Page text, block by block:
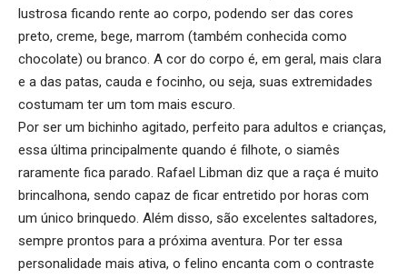
lustrosa ficando rente ao corpo, podendo ser das cores
preto, creme, bege, marrom (também conhecida como
chocolate) ou branco. A cor do corpo é, em geral, mais clara
e a das patas, cauda e focinho, ou seja, suas extremidades
costumam ter um tom mais escuro.
Por ser um bichinho agitado, perfeito para adultos e crianças,
essa última principalmente quando é filhote, o siamês
raramente fica parado. Rafael Libman diz que a raça é muito
brincalhona, sendo capaz de ficar entretido por horas com
um único brinquedo. Além disso, são excelentes saltadores,
sempre prontos para a próxima aventura. Por ter essa
personalidade mais ativa, o felino encanta com o contraste